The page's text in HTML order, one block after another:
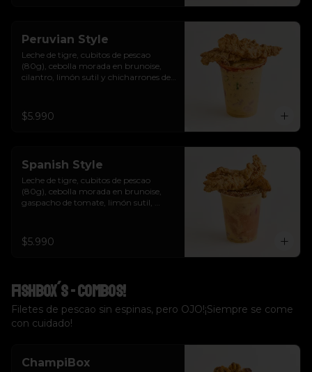
Peruvian Style
Leche de tigre, cubitos de pescao
(80g), cebolla morada en brunoise,
cilantro, limón sutil y chicharrones de
$5.990
Spanish Style
Leche de tigre, cubitos de pescao
(80g), cebolla morada en brunoise,
gaspacho de tomate, limón sutil,
$5.990
Fishbox´s - Combos!
Filetes de pescao sin espinas, pero OJO!¡Siempre se come
con cuidado!
ChampiBox